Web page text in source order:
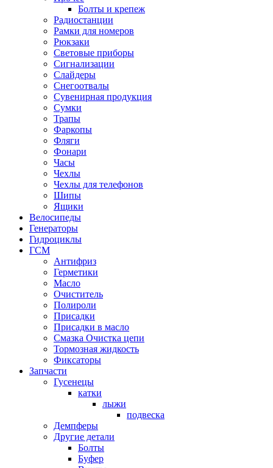
Болты и крепеж
Радиостанции
Рамки для номеров
Рюкзаки
Световые приборы
Сигнализации
Слайдеры
Снегоотвалы
Сувенирная продукция
Сумки
Трапы
Фаркопы
Фляги
Фонари
Часы
Чехлы
Чехлы для телефонов
Шипы
Ящики
Велосипеды
Генераторы
Гидроциклы
ГСМ
Антифриз
Герметики
Масло
Очиститель
Полироли
Присадки
Присадки в масло
Смазка Очистка цепи
Тормозная жидкость
Фиксаторы
Запчасти
Гусенецы
катки
лыжи
подвеска
Демпферы
Другие детали
Болты
Буфер